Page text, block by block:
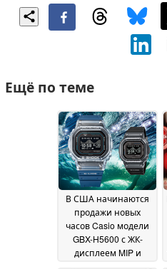
Ещё по теме
В США начинаются
продажи новых
часов Casio модели
GBX-H5600 с ЖК-
дисплеем MIP и